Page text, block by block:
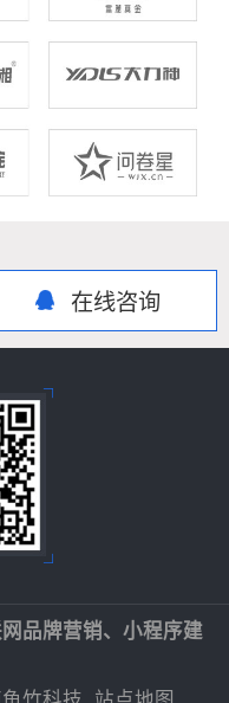
在线咨询
品牌营销、小程序建